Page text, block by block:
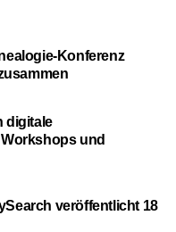
Konferenz
digitale
und
veröffentlicht 18